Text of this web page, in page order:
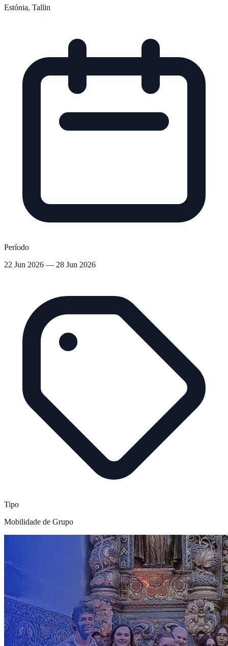
Estónia, Tallin
Período
22 Jun 2026 — 28 Jun 2026
Tipo
Mobilidade de Grupo